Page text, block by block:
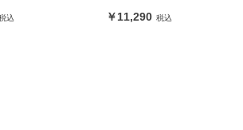
11,290